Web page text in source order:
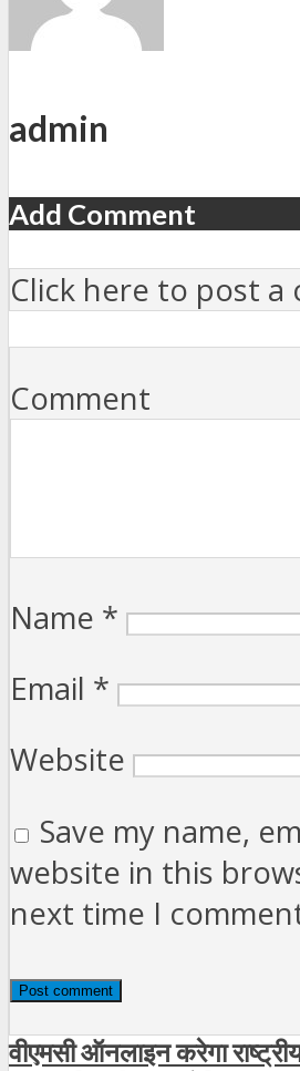
admin
Add Comment
Click here to post a
Comment
Name *
Email *
Website
Save my name,
website in this
next time I
वीएमसी ऑनलाइन करेगा